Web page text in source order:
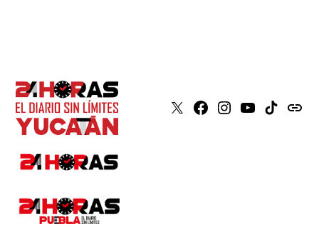
X Faceboook
Instagram
YoutubeTiktokissuu